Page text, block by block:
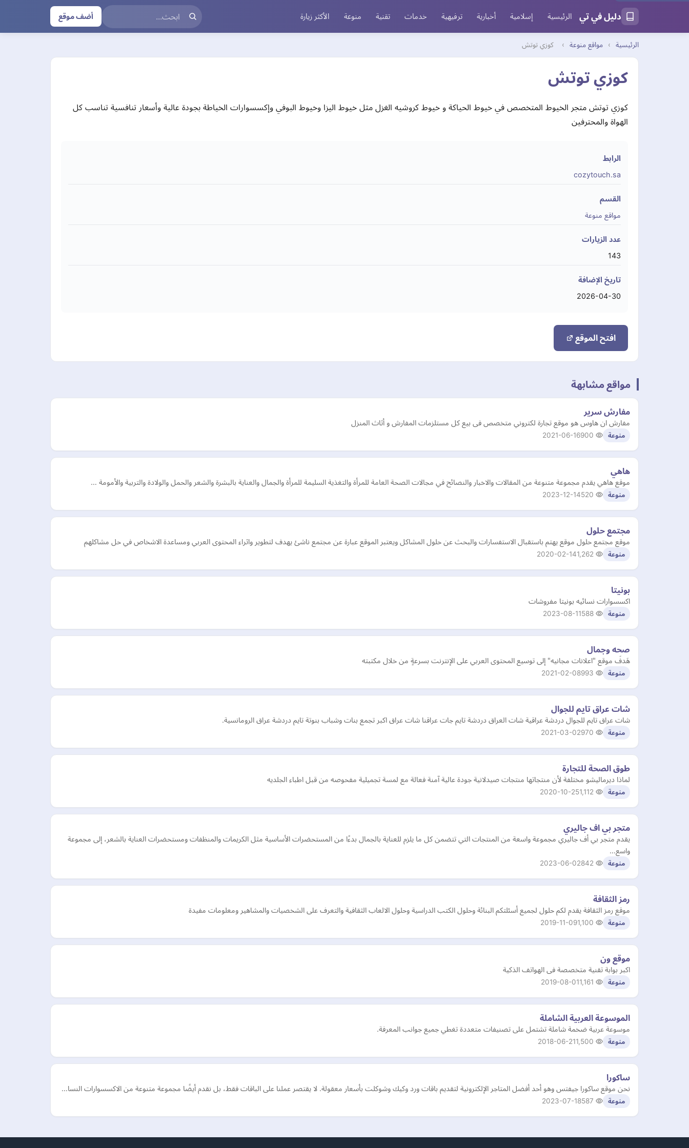
دليل في تي الرئيسية إسلامية أخبارية ترفيهية خدمات تقنية منوعة الأكثر زيارة أضف موقع
الرئيسية › مواقع منوعة › كوزي توتش
كوزي توتش
كوزي توتش متجر الخيوط المتخصص في خيوط الحياكة و خيوط كروشيه الغزل مثل خيوط اليزا وخيوط البوفي وإكسسوارات الخياطة بجودة عالية وأسعار تنافسية تناسب كل
الهواة والمحترفين
الرابط
cozytouch.sa
القسم
مواقع منوعة
عدد الزيارات
143
تاريخ الإضافة
2026-04-30
افتح الموقع
مواقع مشابهة
مفارش سرير
مفارش ان هاوس هو موقع تجارة لكتروني متخصص فى بيع كل مستلزمات المفارش و أثاث المنزل
منوعة 2021-06-16
هاهي
موقع هاهي يقدم مجموعة متنوعة من المقالات والاخبار والنصائح في مجالات الصحة العامة للمرأة والتغذية السليمة للمرأة والجمال والعناية بالبشرة والشعر والحمل والولادة والتربية والأمومة …
منوعة 2023-12-14
مجتمع حلول
موقع مجتمع حلول موقع يهتم باستقبال الاستفسارات والبحث عن حلول المشاكل ويعتبر الموقع عبارة عن مجتمع ناشئ يهدف لتطوير واثراء المحتوى العربي ومساعدة الاشخاص في حل مشاكلهم
منوعة 2020-02-14
بونيتا
اكسسوارات نسائيه بونيتا مفروشات
منوعة 2023-08-11
صحه وجمال
هَدفَ موقع "اعلانات مجانيه" إلى توسيع المحتوى العربي على الإنترنت بسرعةٍ من خلال مكتبته
منوعة 2021-02-08
شات عراق تايم للجوال
شات عراق تايم للجوال دردشة عراقية شات العراق دردشة تايم جات عراقنا شات عراق اكبر تجمع بنات وشباب بنوتة تايم دردشة عراق الرومانسية.
منوعة 2021-03-02
طوق الصحة للتجارة
لماذا ديرماليشو مختلفة لأن منتجاتها منتجات صيدلانية جودة عالية آمنة فعالة مع لمسة تجميلية مفحوصه من قبل اطباء الجلديه
منوعة 2020-10-25
متجر بي اف جاليري
يقدم متجر بي أف جاليري مجموعة واسعة من المنتجات التي تتضمن كل ما يلزم للعناية بالجمال بدءًا من المستحضرات الأساسية مثل الكريمات والمنظفات ومستحضرات العناية بالشعر، إلى مجموعة
واسع…
منوعة 2023-06-02
رمز الثقافة
موقع رمز الثقافة يقدم لكم حلول لجميع أسئلتكم البنائة وحلول الكتب الدراسية وحلول الالعاب الثقافية والتعرف على الشخصيات والمشاهير ومعلومات مفيدة
منوعة 2019-11-09
موقع ون
اكبر بوابة تقنية متخصصة فى الهواتف الذكية
منوعة 2019-08-01
الموسوعة العربية الشاملة
موسوعة عربية ضخمة شاملة تشتمل على تصنيفات متعددة تغطي جميع جوانب المعرفة.
منوعة 2018-06-21
ساكورا
نحن موقع ساكورا جيفتس وهو أحد أفضل المتاجر الإلكترونية لتقديم باقات ورد وكيك وشوكلت بأسعار معقولة. لا يقتصر عملنا على الباقات فقط، بل نقدم أيضًا مجموعة متنوعة من الاكسسوارات النسا…
منوعة 2023-07-18